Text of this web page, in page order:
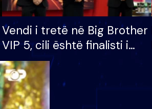
Vendi i tretë në Big Brother
VIP 5, cili është finalisti i
radhës që lë shtëpinë